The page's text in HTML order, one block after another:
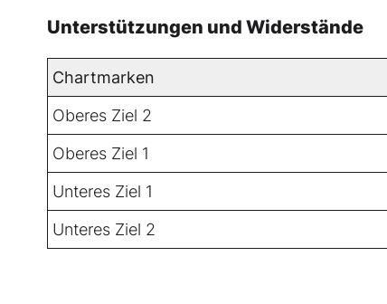
Unterstützungen und Widerstände
Chartmarken
Oberes Ziel 2
Oberes Ziel 1
Unteres Ziel 1
Unteres Ziel 2